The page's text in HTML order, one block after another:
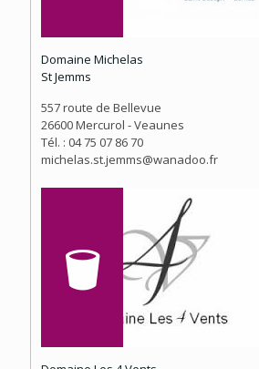
Domaine Michelas
St Jemms
557 route de Bellevue
26600 Mercurol - Veaunes
Tél. : 04 75 07 86 70
michelas.st.jemms@wanadoo.fr